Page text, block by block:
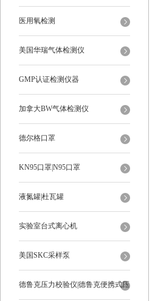
医用氧检测
美国华瑞气体检测仪
GMP认证检测仪器
加拿大BW气体检测仪
德尔格口罩
KN95口罩|N95口罩
液氮罐|杜瓦罐
实验室台式离心机
美国SKC采样泵
德鲁克压力校验仪|德鲁克便携式压